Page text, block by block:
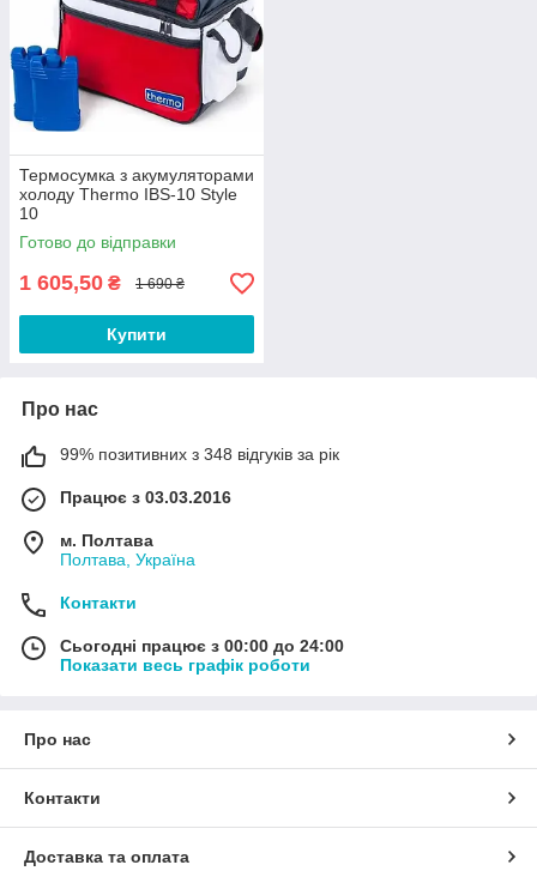
Термосумка з акумуляторами
холоду Thermo IBS-10 Style
10
Готово до відправки
1 605,50 ₴ 1 690 ₴
Купити
Про нас
99% позитивних з 348 відгуків за рік
Працює з 03.03.2016
м. Полтава
Полтава, Україна
Контакти
Сьогодні працює з 00:00 до 24:00
Показати весь графік роботи
Про нас
Контакти
Доставка та оплата